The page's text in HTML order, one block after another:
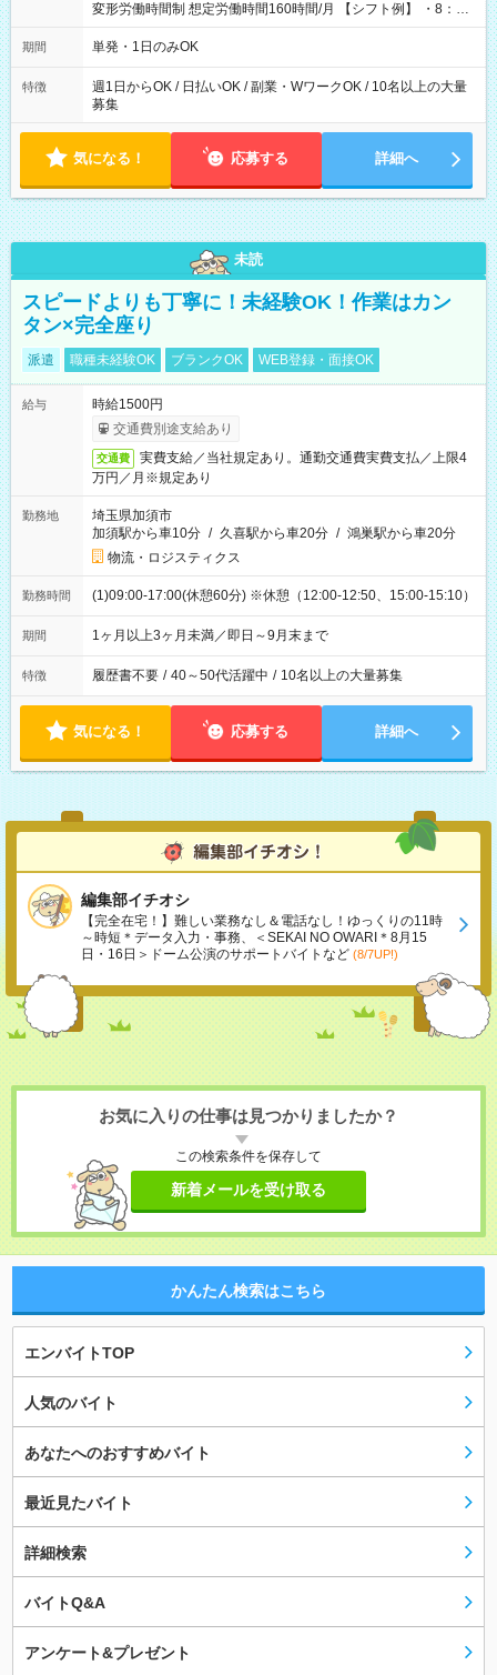
変形労働時間制 想定労働時間160時間/月 【シフト例】 ・8：00
～21：00
期間 単発・1日のみOK
特徴
週1日からOK / 日払いOK / 副業・WワークOK / 10名以上の大量
募集
気になる！ 応募する 詳細へ
未読
スピードよりも丁寧に！未経験OK！作業はカン
タン×完全座り
派遣 職種未経験OK ブランクOK WEB登録・面接OK
給与
時給1500円
交通費別途支給あり
交通費
実費支給／当社規定あり。通勤交通費実費支払／上限4
万円／月※規定あり
勤務地
埼玉県加須市
加須駅から車10分 / 久喜駅から車20分 / 鴻巣駅から車20分
物流・ロジスティクス
勤務時間 (1)09:00-17:00(休憩60分) ※休憩（12:00-12:50、15:00-15:10）
期間 1ヶ月以上3ヶ月未満／即日～9月末まで
特徴 履歴書不要 / 40～50代活躍中 / 10名以上の大量募集
気になる！ 応募する 詳細へ
編集部イチオシ
【完全在宅！】難しい業務なし＆電話なし！ゆっくりの11時
～時短＊データ入力・事務、＜SEKAI NO OWARI＊8月15
日・16日＞ドーム公演のサポートバイトなど (8/7UP!)
お気に入りの仕事は見つかりましたか？
この検索条件を保存して
新着メールを受け取る
かんたん検索はこちら
エンバイトTOP
人気のバイト
あなたへのおすすめバイト
最近見たバイト
詳細検索
バイトQ&A
アンケート&プレゼント